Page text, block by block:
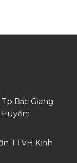
Tp Bắc Giang
TTVH Kinh